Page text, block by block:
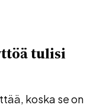
tulisi
koska se on